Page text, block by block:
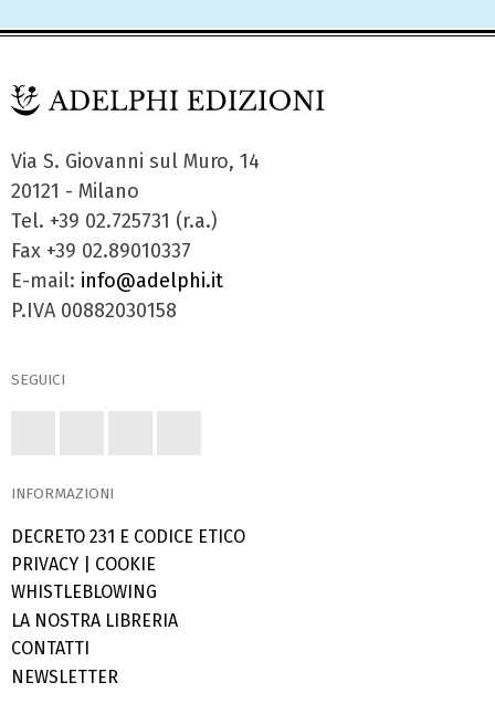
Via S. Giovanni sul Muro, 14
20121 - Milano
Tel. +39 02.725731 (r.a.)
Fax +39 02.89010337
E-mail: info@adelphi.it
P.IVA 00882030158
SEGUICI
INFORMAZIONI
DECRETO 231 E CODICE ETICO
PRIVACY
COOKIE
WHISTLEBLOWING
LA NOSTRA LIBRERIA
CONTATTI
NEWSLETTER